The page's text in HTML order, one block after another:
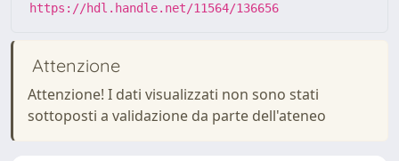
https://hdl.handle.net/11564/136656
Attenzione
Attenzione! I dati visualizzati non sono stati
sottoposti a validazione da parte dell'ateneo